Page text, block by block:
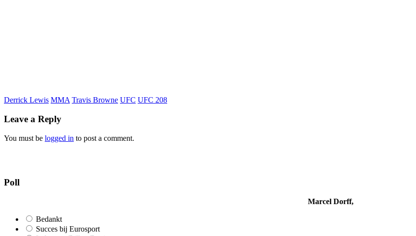
Derrick Lewis MMA Travis Browne UFC UFC 208
Leave a Reply
You must be logged in to post a comment.
Poll
Marcel Dorff,
Bedankt
Succes bij Eurosport